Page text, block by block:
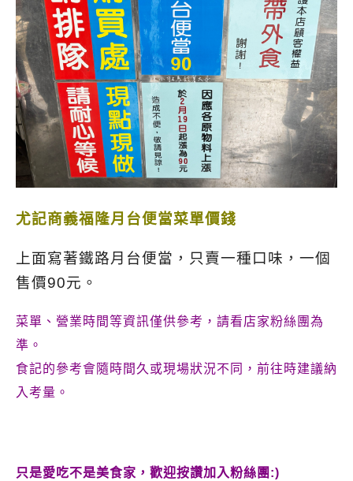
尤記商義福隆月台便當菜單價錢
上面寫著鐵路月台便當，只賣一種口味，一個
售價90元。
菜單、營業時間等資訊僅供參考，請看店家粉絲團為
準。
食記的參考會隨時間久或現場狀況不同，前往時建議納
入考量。
只是愛吃不是美食家，歡迎按讚加入粉絲團:)